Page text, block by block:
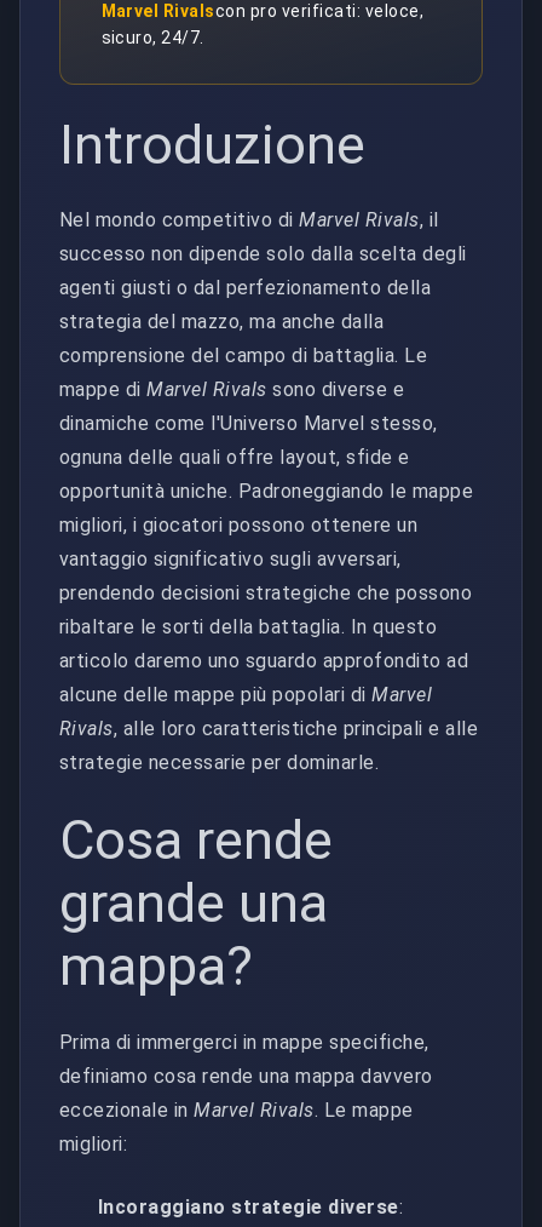
Marvel Rivalscon pro verificati: veloce,
sicuro, 24/7.
Introduzione
Nel mondo competitivo diMarvel Rivals, il
successo non dipende solo dalla scelta degli
agenti giusti o dal perfezionamento della
strategia del mazzo, ma anche dalla
comprensione del campo di battaglia. Le
mappe diMarvel Rivals sono diverse e
dinamiche come l'Universo Marvel stesso,
ognuna delle quali offre layout, sfide e
opportunità uniche. Padroneggiando le mappe
migliori, i giocatori possono ottenere un
vantaggio significativo sugli avversari,
prendendo decisioni strategiche che possono
ribaltare le sorti della battaglia. In questo
articolo daremo uno sguardo approfondito ad
alcune delle mappe più popolari diMarvel
Rivals, alle loro caratteristiche principali e alle
strategie necessarie per dominarle.
Cosa rende
grande una
mappa?
Prima di immergerci in mappe specifiche,
definiamo cosa rende una mappa davvero
eccezionale inMarvel Rivals. Le mappe
migliori:
Incoraggiano strategie diverse: